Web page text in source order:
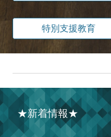
特別支援教育
★新着情報★